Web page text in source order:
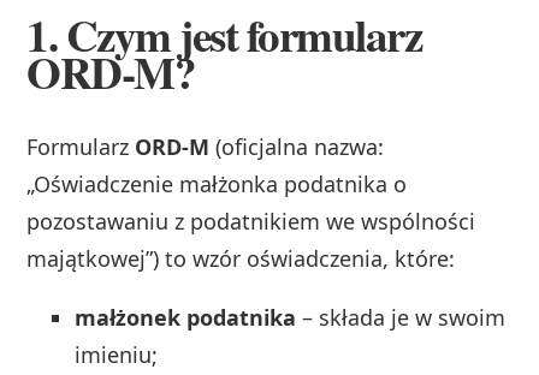
1. Czym jest formularz
ORD‑M?
Formularz ORD‑M (oficjalna nazwa:
„Oświadczenie małżonka podatnika o
pozostawaniu z podatnikiem we wspólności
majątkowej”) to wzór oświadczenia, które:
małżonek podatnika – składa je w swoim
imieniu;